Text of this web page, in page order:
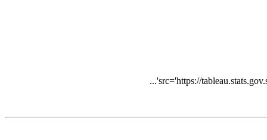
src='https://